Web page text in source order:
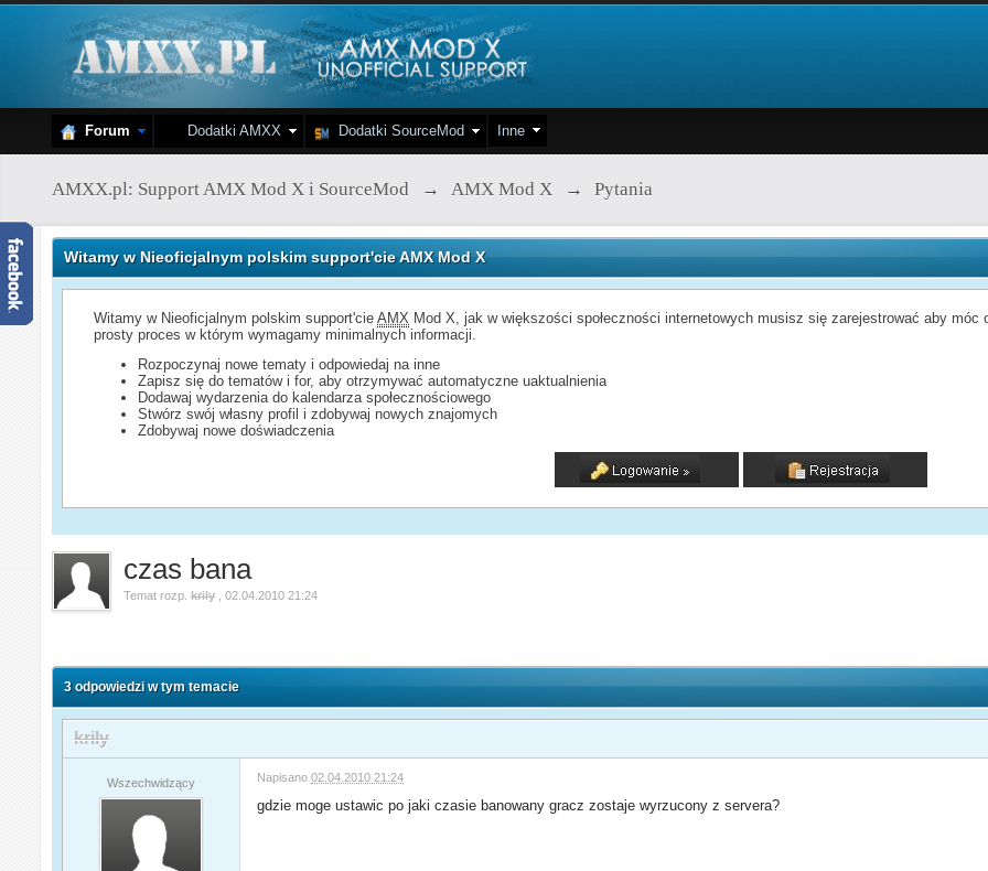
Forum Dodatki AMXX Dodatki SourceMod Inne
AMXX.pl: Support AMX Mod X i SourceMod → AMX Mod X → Pytania
Witamy w Nieoficjalnym polskim support'cie AMX Mod X
Witamy w Nieoficjalnym polskim support'cieAMX Mod X, jak w większości społeczności internetowych musisz się zarejestrować aby
prosty proces w którym wymagamy minimalnych informacji.
Rozpoczynaj nowe tematy i odpowiedaj na inne
Zapisz się do tematów i for, aby otrzymywać automatyczne uaktualnienia
Dodawaj wydarzenia do kalendarza społecznościowego
Stwórz swój własny profil i zdobywaj nowych znajomych
Zdobywaj nowe doświadczenia
czas bana
Temat rozp.krily ,02.04.2010 21:24
3 odpowiedzi w tym temacie
krily
Wszechwidzący Napisano02.04.2010 21:24
gdzie moge ustawic po jaki czasie banowany gracz zostaje wyrzucony z servera?